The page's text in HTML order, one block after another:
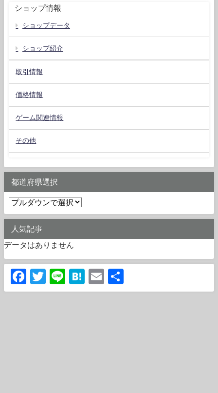
ショップ情報
ショップデータ
ショップ紹介
取引情報
価格情報
ゲーム関連情報
その他
都道府県選択
人気記事
データはありません
Facebook
Twitter
LineHatena
Email
有